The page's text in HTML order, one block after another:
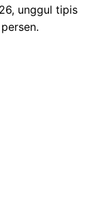
unggul tipis